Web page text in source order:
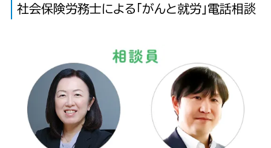
社会保険労務士による「がんと就労」電話相談